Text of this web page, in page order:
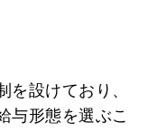
を設けており、
与形態を選ぶこ